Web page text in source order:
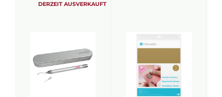
DERZEIT AUSVERKAUFT